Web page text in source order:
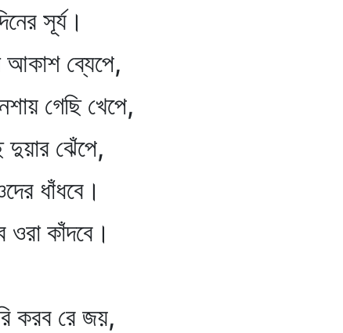
সূর্য।
আকাশ ব্যেপে,
গেছি খেপে,
ঝেঁপে,
ধাঁধবে।
কাঁদবে।
করব রে জয়,